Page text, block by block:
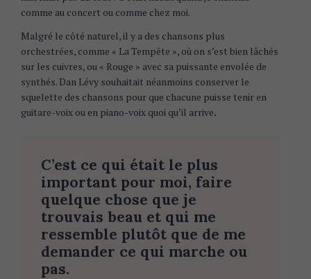
comme au concert ou comme chez moi.
Malgré le côté naturel, il y a des chansons plus
orchestrées, comme « La Tempête », où on s’est bien lâchés
sur les cuivres, ou « Rouge » avec sa puissante envolée de
synthés. Dan Lévy souhaitait néanmoins conserver le
squelette des chansons pour que chacune puisse tenir en
guitare-voix ou en piano-voix quoi qu’il arrive.
C’est ce qui était le plus
important pour moi, faire
quelque chose que je
trouvais beau et qui me
ressemble plutôt que de me
demander ce qui marche ou
pas.
h
o